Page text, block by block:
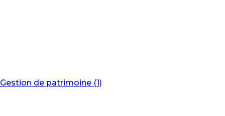
Gestion de patrimoine (1)